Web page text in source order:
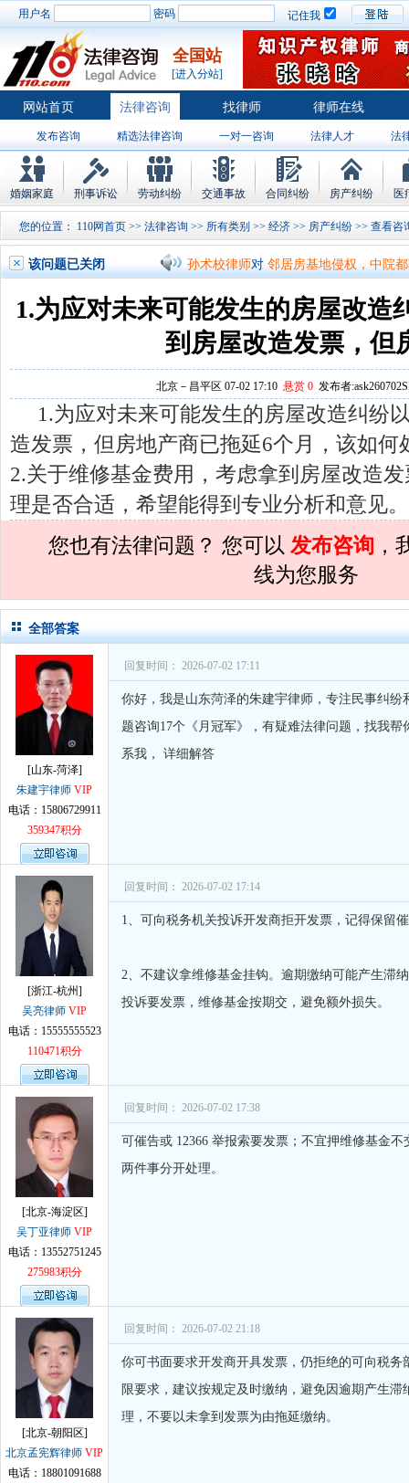
用户名 密码 记住我
全国站
[进入分站]
网站首页 法律咨询 找律师 律师在线
发布咨询 精选法律咨询 一对一咨询 法律人才 法
律师排行
婚姻家庭 刑事诉讼 劳动纠纷 交通事故 合同纠纷 房产纠纷 医
您的位置： 110网首页 >> 法律咨询 >> 所有类别 >> 经济 >> 房产纠纷 >>
该问题已关闭
孙术校律师 对 将满19周岁，偷了一部
孙术校律师对 邻居房基地侵权，中院
孙术校律师 对 在保定上班两年了，一
孙术校律师 对 你好，我2016年离的婚
孙术校律师 对我是男方，离婚了，孩
孙术校律师对夫妻共同财产假如妻子
民事诉讼法院指定的举
孙术校律师对 离婚法律怎么判？有一
孙术校律师 对 将满19周岁，偷了一部
孙术校律师 对 房产交易问题 的回复获
孙术校律师 对我是男方，离婚了，孩
孙术校律师
1.为应对未来可能发生的房屋改造
到房屋改造发票，但
北京－昌平区 07-02 17:10 悬赏 0 发布者
1.为应对未来可能发生的房屋改造纠纷
造发票，但房地产商已拖延6个月，该如何
2.关于维修基金费用，考虑拿到房屋改造
理是否合适，希望能得到专业分析和意见。
您也有法律问题？ 您可以 发布咨询 ，
线为您服务
全部答案
[山东-菏泽]
朱建宇律师 VIP
电话：15806729911
359347积分
回复时间： 2026-07-02 17:11
你好，我是山东菏泽的朱建宇律师，专注民事纠
题咨询17个《月冠军》，有疑难法律问题，找我
系我， 详细解答
[浙江-杭州]
吴亮律师 VIP
电话：15555555523
110471积分
回复时间： 2026-07-02 17:14
1、可向税务机关投诉开发商拒开发票，记得保留
2、不建议拿维修基金挂钩。逾期缴纳可能产生滞
投诉要发票，维修基金按期交，避免额外损失。
[北京-海淀区]
吴丁亚律师 VIP
电话：13552751245
275983积分
回复时间： 2026-07-02 17:38
可催告或 12366 举报索要发票；不宜押维修基金
两件事分开处理。
[北京-朝阳区]
北京孟宪辉律师 VIP
电话：18801091688
回复时间： 2026-07-02 21:18
你可书面要求开发商开具发票，仍拒绝的可向税
限要求，建议按规定及时缴纳，避免因逾期产生
理，不要以未拿到发票为由拖延缴纳。